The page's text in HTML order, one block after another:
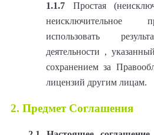
1.1.7 Простая
неисключительное
использовать
деятельности ,
сохранением за
лицензий другим лицам.
2. Предмет Соглашения